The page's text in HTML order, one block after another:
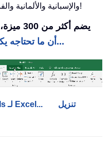
والإسبانية والألمانية والفرنسية والصينية و40+ لغات أخرى!
Kutools لـ Excel يضم أكثر من 300 ميزة،
أن ما تحتاجه يكون على بعد نقرة واحدة فقط...
مزيد من التفاصيل حول Kutools لـ Excel...
تنزيل